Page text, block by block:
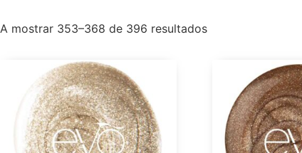
A mostrar 353–368 de 396 resultados